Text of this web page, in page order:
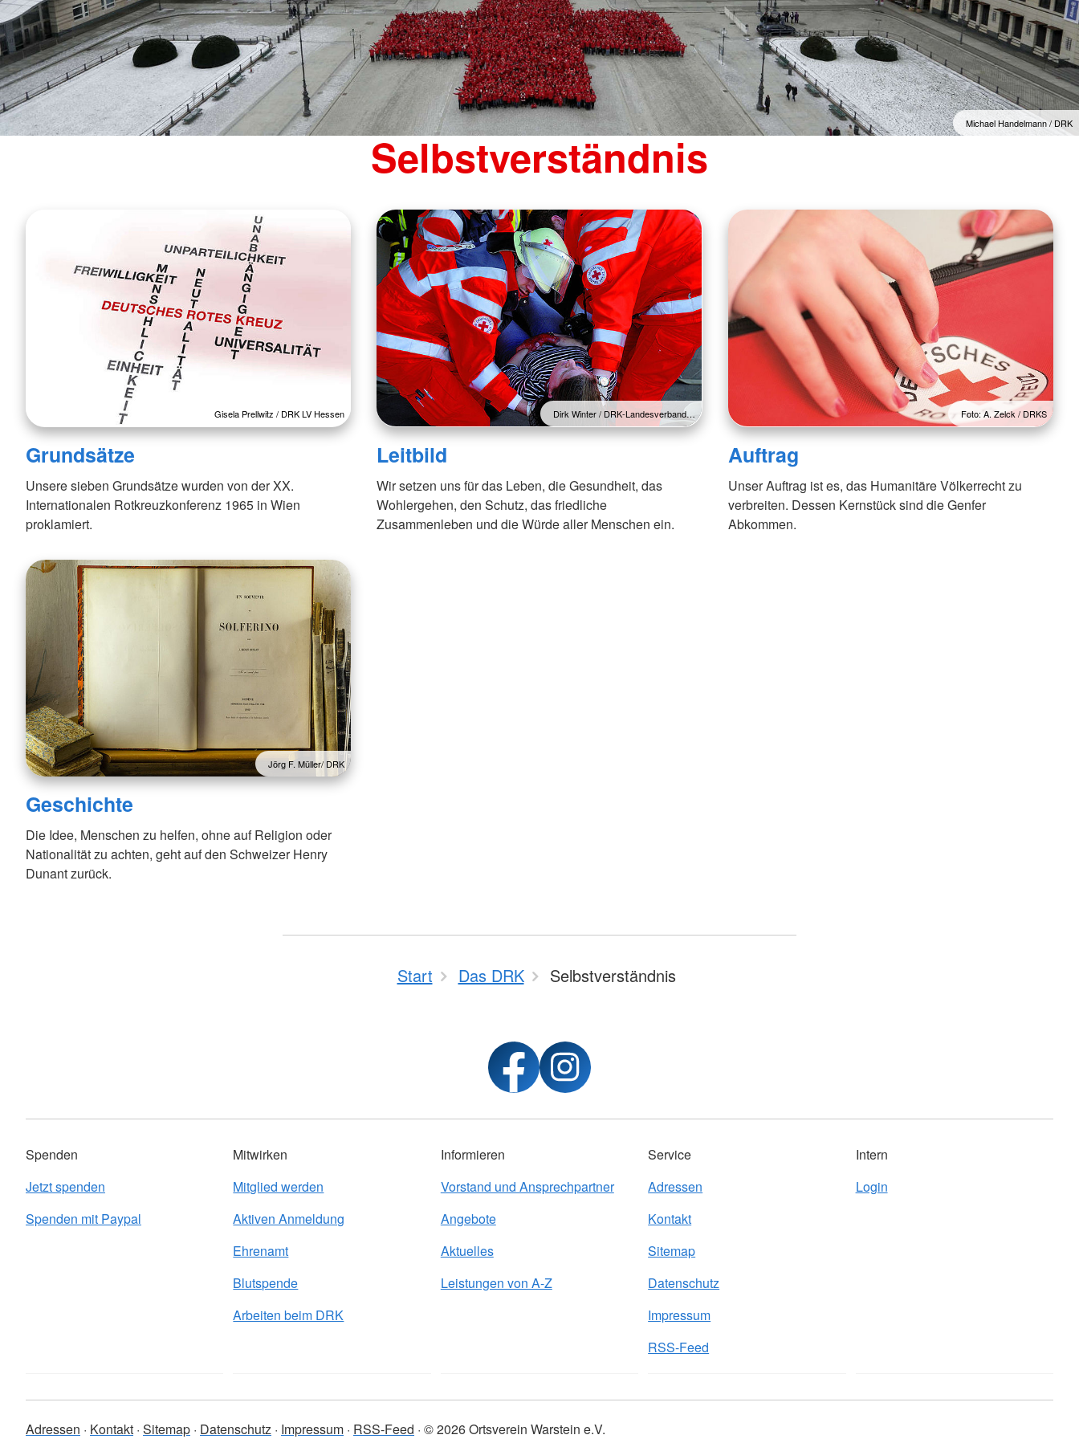
gGmbH des Kreisverbandes
Arnsberg in Warstein
Rettungsdienst
Spenden
Michael Handelmann / DRK
Selbstverständnis
Gisela Prellwitz / DRK LV Hessen
Grundsätze
Unsere sieben Grundsätze wurden von der XX.
Internationalen Rotkreuzkonferenz 1965 in Wien
proklamiert.
Dirk Winter / DRK-Landesverband…
Leitbild
Wir setzen uns für das Leben, die Gesundheit, das
Wohlergehen, den Schutz, das friedliche
Zusammenleben und die Würde aller Menschen ein.
Foto: A. Zelck / DRKS
Auftrag
Unser Auftrag ist es, das Humanitäre Völkerrecht zu
verbreiten. Dessen Kernstück sind die Genfer
Abkommen.
Jörg F. Müller/ DRK
Geschichte
Die Idee, Menschen zu helfen, ohne auf Religion oder
Nationalität zu achten, geht auf den Schweizer Henry
Dunant zurück.
Start Das DRK Selbstverständnis
Spenden
Jetzt spenden
Spenden mit Paypal
Mitwirken
Mitglied werden
Aktiven Anmeldung
Ehrenamt
Blutspende
Arbeiten beim DRK
Informieren
Vorstand und Ansprechpartner
Angebote
Aktuelles
Leistungen von A-Z
Service
Adressen
Kontakt
Sitemap
Datenschutz
Impressum
RSS-Feed
Intern
Login
Adressen Kontakt Sitemap Datenschutz Impressum RSS-Feed © 2026 Ortsverein Warstein e.V.